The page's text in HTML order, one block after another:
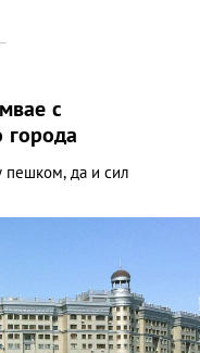
с
города
пешком, да и сил